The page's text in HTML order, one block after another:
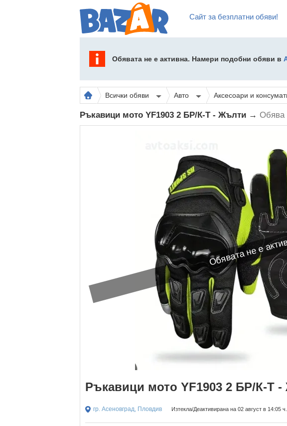
Сайт за безплатни обяви!
Обявата не е активна. Намери подобни обяви в
Всички обяви Авто Аксесоари и
Ръкавици мото YF1903 2 БР/К-Т - Жълти → Обява
Обявата не е
Ръкавици мото YF1903 2 БР/К-Т
гр. Асеновград, Пловдив Изтекла/Деактивирана на 02 август в 14:05 ч.